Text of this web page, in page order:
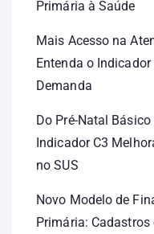
Primária à Saúde
Mais Acesso na
Entenda o
Demanda
Do Pré-Natal
Indicador C3
no SUS
Novo Modelo de
Primária: